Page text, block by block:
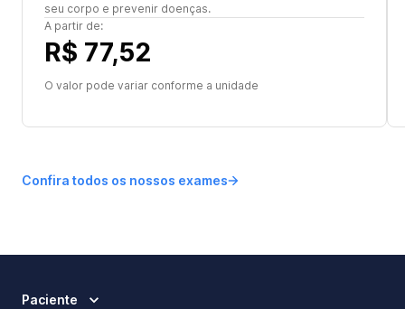
seu corpo e prevenir doenças.
A partir de:
R$ 77,52
O valor pode variar conforme a unidade
Confira todos os nossos exames
Paciente